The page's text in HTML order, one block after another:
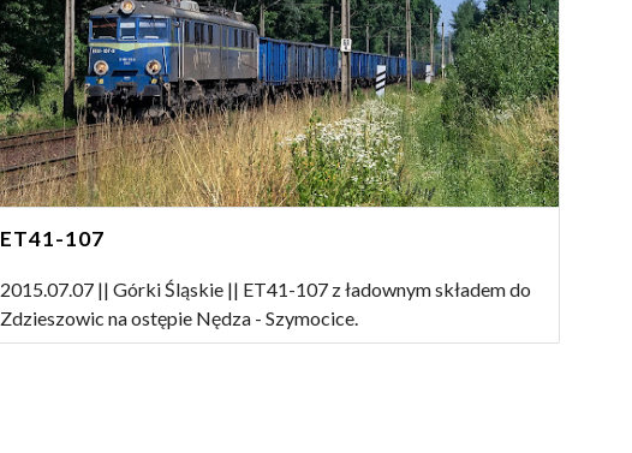
ET41-107
2015.07.07 || Górki Śląskie || ET41-107 z ładownym składem do
Zdzieszowic na ostępie Nędza - Szymocice.